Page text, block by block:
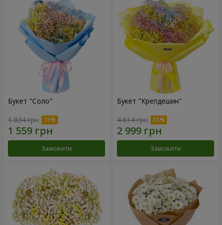
Букет "Соло"
1 834 грн
Замовити
Букет "Крепдешин"
4 614 грн
Замовити